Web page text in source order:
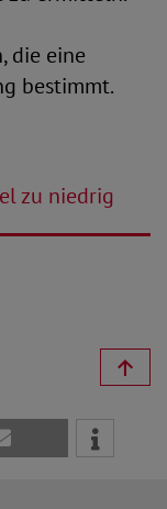
die eine
bestimmt.
zu niedrig